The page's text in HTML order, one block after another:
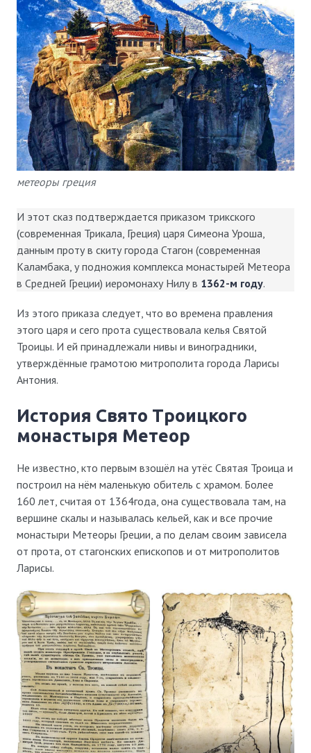
метеоры греция
И этот сказ подтверждается приказом трикского
(современная Трикала, Греция) царя Симеона Уроша,
данным проту в скиту города Стагон (современная
Каламбака, у подножия комплекса монастырей Метеора
в Средней Греции) иеромонаху Нилу в 1362-м году.
Из этого приказа следует, что во времена правления
этого царя и сего прота существовала келья Святой
Троицы. И ей принадлежали нивы и виноградники,
утверждённые грамотою митрополита города Ларисы
Антония.
История Свято Троицкого
монастыря Метеор
Не известно, кто первым взошёл на утёс Святая Троица и
построил на нём маленькую обитель с храмом. Более
160 лет, считая от 1364года, она существовала там, на
вершине скалы и называлась кельей, как и все прочие
монастыри Метеоры Греции, а по делам своим зависела
от прота, от стагонских епископов и от митрополитов
Ларисы.